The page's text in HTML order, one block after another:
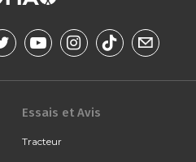
Essais et Avis
Tracteur